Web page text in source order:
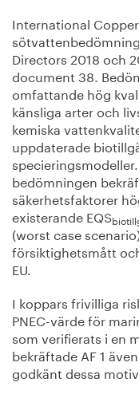
International
Directors 2018 och
document 38.
omfattande hög
känsliga arter och
kemiska
uppdaterade
bedömningen
säkerhetsfaktorer
existerande EQS
(worst case
försiktighetsmått
EU.
I koppars frivilliga
PNEC-värde för
som verifierats i en
bekräftade AF 1
godkänt dessa